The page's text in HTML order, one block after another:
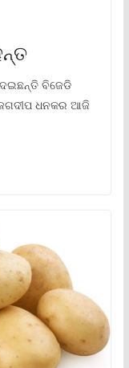
ବିଜେଡି
ଜଗଦୀପ ଧନକର ଆଜି